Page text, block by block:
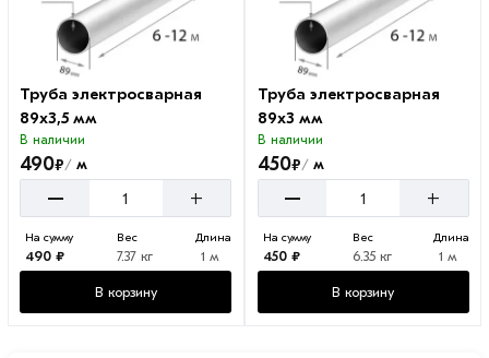
Труба электросварная
89х3,5 мм
В наличии
490₽/ м
– +
На сумму
490 ₽
Вес
7.37 кг
Длина
1 м
В корзину
Труба электросварная
89х3 мм
В наличии
450₽/м
– +
На сумму
450 ₽
Вес
6.35 кг
Длина
1 м
В корзину